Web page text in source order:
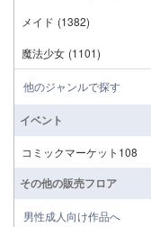
メイド (1382)
魔法少女 (1101)
他のジャンルで探す
イベント
コミックマーケット108
その他の販売フロア
男性成人向け作品へ